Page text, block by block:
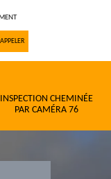
INSPECTION CHEMINÉE
PAR CAMÉRA 76